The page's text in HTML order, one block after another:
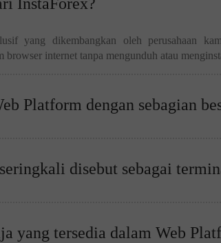
yang dikembangkan oleh perusahaan
internet tanpa mengunduh atau
Platform dengan sebagian
disebut sebagai
yang tersedia dalam Web